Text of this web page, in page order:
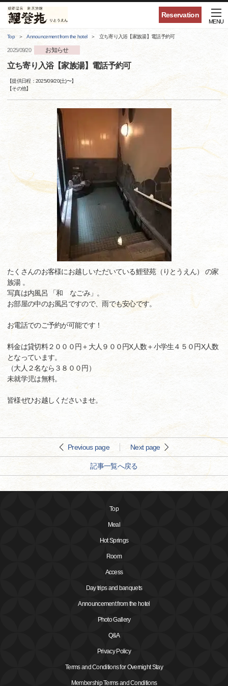
Reservation
MENU
Top Announcement from the hotel 立ち寄り入浴【家族湯】電話予約可
2025/09/20 お知らせ
立ち寄り入浴【家族湯】電話予約可
【提供日程：2025/09/20(土)〜】
【その他】
たくさんのお客様にお越しいただいている鯉登苑（りとうえん） の家
族湯 。
写真は内風呂 「和 なごみ」。
お部屋の中のお風呂ですので、雨でも安心です。
お電話でのご予約が可能です！
料金は貸切料２０００円＋大人９００円X人数＋小学生４５０円X人数
となっています。
（大人２名なら３８００円）
未就学児は無料。
皆様ぜひお越しくださいませ。
Previous page Next page
記事一覧へ戻る
Top
Meal
Hot Springs
Room
Access
Day trips and banquets
Announcement from the hotel
Photo Gallery
Q&A
Privacy Policy
Terms and Conditions for Overnight Stay
Membership Terms and Conditions